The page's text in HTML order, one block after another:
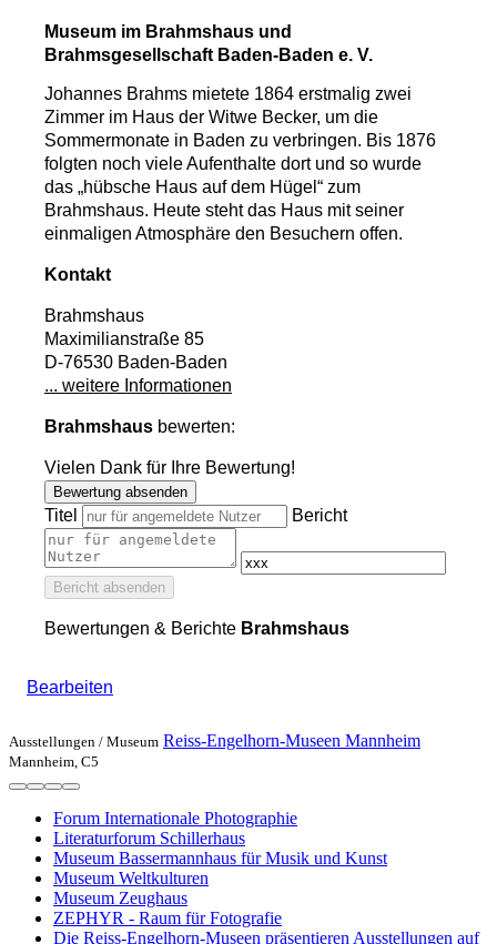
Museum im Brahmshaus und
Brahmsgesellschaft Baden-Baden e. V.
Johannes Brahms mietete 1864 erstmalig zwei
Zimmer im Haus der Witwe Becker, um die
Sommermonate in Baden zu verbringen. Bis 1876
folgten noch viele Aufenthalte dort und so wurde
das „hübsche Haus auf dem Hügel“ zum
Brahmshaus. Heute steht das Haus mit seiner
einmaligen Atmosphäre den Besuchern offen.
Kontakt
Brahmshaus
Maximilianstraße 85
D-76530 Baden-Baden
... weitere Informationen
Brahmshaus bewerten:
Vielen Dank für Ihre Bewertung!
Bewertung absenden
Titel Bericht
Bericht absenden
Bewertungen & Berichte Brahmshaus
Bearbeiten
Ausstellungen / Museum Reiss-Engelhorn-Museen Mannheim
Mannheim, C5
Forum Internationale Photographie
Literaturforum Schillerhaus
Museum Bassermannhaus für Musik und Kunst
Museum Weltkulturen
Museum Zeughaus
ZEPHYR - Raum für Fotografie
Die Reiss-Engelhorn-Museen präsentieren Ausstellungen auf